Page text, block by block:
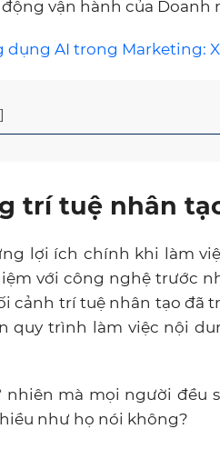
vận hành của Doanh
dụng AI trong Marketing:
trí tuệ nhân
lợi ích chính khi làm
với công nghệ trước
cảnh trí tuệ nhân tạo đã
quy trình làm việc nội
nhiên mà mọi người đều
như họ nói không?